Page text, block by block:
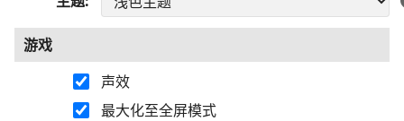
游戏
声效
最大化至全屏模式